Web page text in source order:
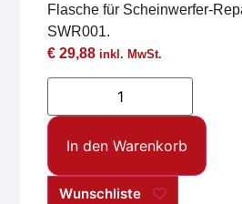
Flasche für Scheinwerfer-
SWR001.
€ 29,88 inkl. MwSt.
In den Warenkorb
Wunschliste